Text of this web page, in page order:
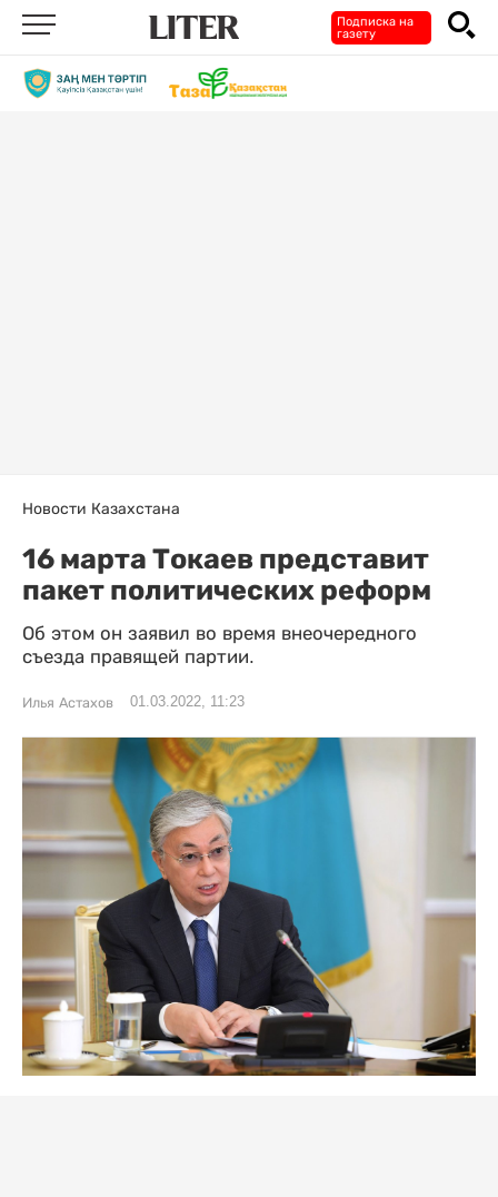
Подписка на
газету
Новости Казахстана
16 марта Токаев представит
пакет политических реформ
Об этом он заявил во время внеочередного
съезда правящей партии.
Илья Астахов 01.03.2022, 11:23